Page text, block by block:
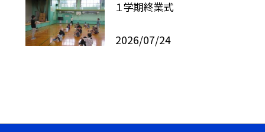
１学期終業式
2026/07/24